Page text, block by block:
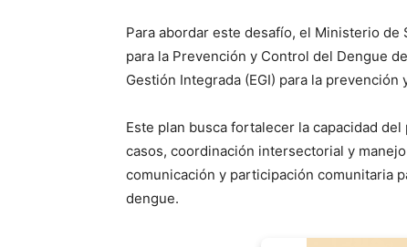
Para abordar este desafío, el Ministerio de
para la Prevención y Control del Dengue
Gestión Integrada (EGI) para la
Este plan busca fortalecer la capacidad
casos, coordinación intersectorial y
comunicación y participación comunitaria
dengue.